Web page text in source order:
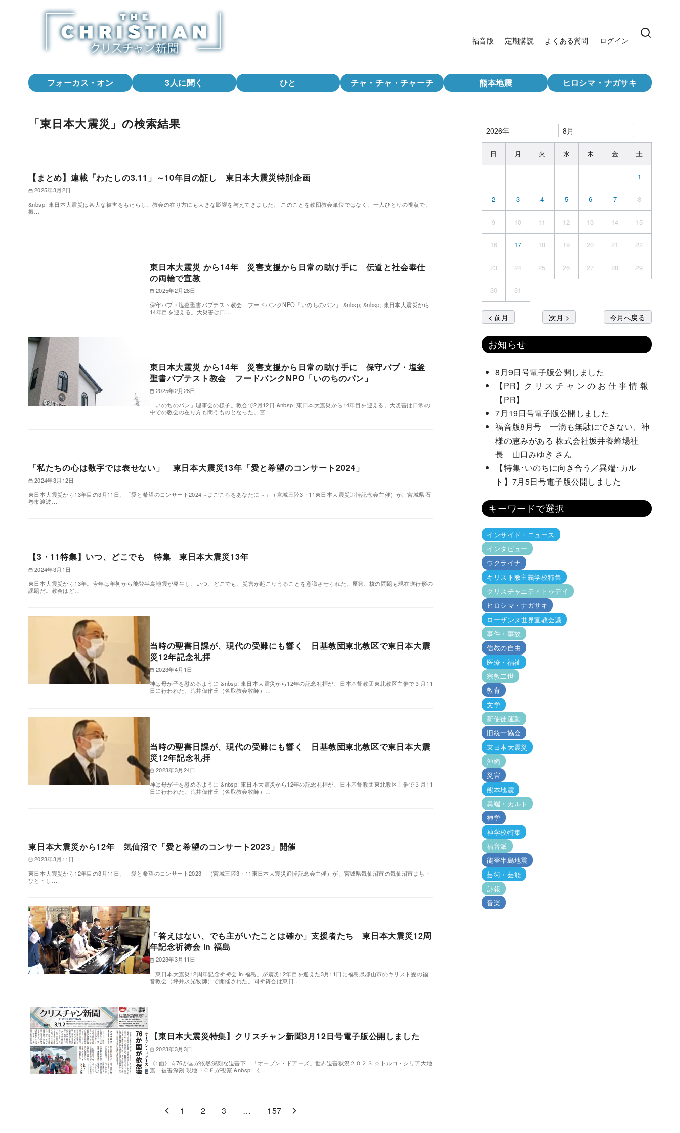
福音版 定期購読 よくある質問 ログイン
フォーカス・オン 3人に聞く ひと チャ・チャ・チャーチ 熊本地震 ヒロシマ・ナガサキ
「東日本大震災」の検索結果
【まとめ】連載「わたしの3.11」～10年目の証し 東日本大震災特別企画
2025年3月2日
&nbsp; 東日本大震災は甚大な被害をもたらし、教会の在り方にも大きな影響を与えてきました。 このことを教団教会単位ではなく、一人ひとりの視点で、
振…
東日本大震災 から14年 災害支援から日常の助け手に 伝道と社会奉仕
の両輪で宣教
2025年2月28日
保守バプ・塩釜聖書バプテスト教会 フードバンクNPO「いのちのパン」 &nbsp; &nbsp; 東日本大震災から
14年目を迎える。大災害は日…
東日本大震災 から14年 災害支援から日常の助け手に 保守バプ・塩釜
聖書バプテスト教会 フードバンクNPO「いのちのパン」
2025年2月28日
「いのちのパン」理事会の様子。教会で2月12日 &nbsp; 東日本大震災から14年目を迎える。大災害は日常の
中での教会の在り方も問うものとなった。宮…
「私たちの心は数字では表せない」 東日本大震災13年「愛と希望のコンサート2024」
2024年3月12日
東日本大震災から13年目の3月11日、「愛と希望のコンサート2024～まごころをあなたに～」（宮城三陸3・11東日本大震災追悼記念会主催）が、宮城県石
巻市渡波…
【3・11特集】いつ、どこでも 特集 東日本大震災13年
2024年3月1日
東日本大震災から13年。今年は年初から能登半島地震が発生し、いつ、どこでも、災害が起こりうることを意識させられた。原発、核の問題も現在進行形の
課題だ。教会はど…
当時の聖書日課が、現代の受難にも響く 日基教団東北教区で東日本大震
災12年記念礼拝
2023年4月1日
神は母が子を慰めるように &nbsp; 東日本大震災から12年の記念礼拝が、日本基督教団東北教区主催で３月11
日に行われた。荒井偉作氏（名取教会牧師）…
当時の聖書日課が、現代の受難にも響く 日基教団東北教区で東日本大震
災12年記念礼拝
2023年3月24日
神は母が子を慰めるように &nbsp; 東日本大震災から12年の記念礼拝が、日本基督教団東北教区主催で３月11
日に行われた。荒井偉作氏（名取教会牧師）…
東日本大震災から12年 気仙沼で「愛と希望のコンサート2023」開催
2023年3月11日
東日本大震災から12年目の3月11日、「愛と希望のコンサート2023」（宮城三陸3・11東日本大震災追悼記念会主催）が、宮城県気仙沼市の気仙沼市まち・
ひと・し…
「答えはない、でも主がいたことは確か」支援者たち 東日本大震災12周
年記念祈祷会 in 福島
2023年3月11日
「東日本大震災12周年記念祈祷会 in 福島」が震災12年目を迎えた3月11日に福島県郡山市のキリスト愛の福
音教会（坪井永光牧師）で開催された。同祈祷会は東日…
【東日本大震災特集】クリスチャン新聞3月12日号電子版公開しました
2023年3月3日
《1面》☆76か国が依然深刻な迫害下 「オープン・ドアーズ」世界迫害状況２０２３ ☆トルコ・シリア大地
震 被害深刻 現地ＪＣＦが視察 &nbsp; 《…
1 2 3 … 157
日 月 火 水 木 金 土
1
2 3 4 5 6 7 8
9 10 11 12 13 14 15
16 17 18 19 20 21 22
23 24 25 26 27 28 29
30 31
< 前月 次月 > 今月へ戻る
お知らせ
8月9日号電子版公開しました
【PR】ク リ ス チ ャ ン の お 仕 事 情 報
【PR】
7月19日号電子版公開しました
福音版8月号 一滴も無駄にできない、神
様の恵みがある 株式会社坂井養蜂場社
長 山口みゆき さん
【特集･いのちに向き合う／異端･カル
ト】7月5日号電子版公開しました
キーワードで選択
インサイド・ニュース
インタビュー
ウクライナ
キリスト教主義学校特集
クリスチャニティトゥデイ
ヒロシマ・ナガサキ
ローザンヌ世界宣教会議
事件・事故
信教の自由
医療・福祉
宗教二世
教育
文学
新使徒運動
旧統一協会
東日本大震災
沖縄
災害
熊本地震
異端・カルト
神学
神学校特集
福音派
能登半島地震
芸術・芸能
訃報
音楽